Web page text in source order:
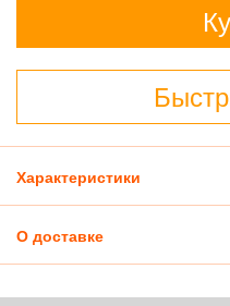
Характеристики
О доставке